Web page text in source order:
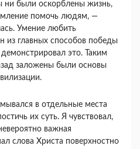
ни были оскорблены жизнь,
помочь людям, —
Уме­ние любить
из главных спо­собов победы
это. Таким
заложе­ны были основы
в отдель­ные места
их суть. Я чувствовал,
важная
слова Христа по­верхностно